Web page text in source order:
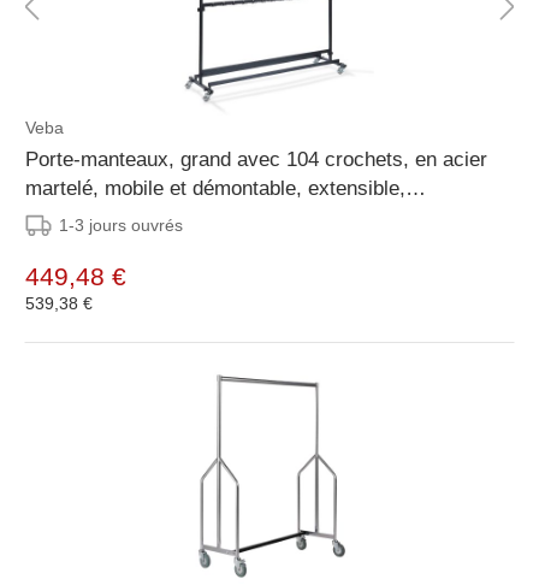
Veba
Porte-manteaux, grand avec 104 crochets, en acier
martelé, mobile et démontable, extensible,
192x60x200cm (BxTxH), C10004
1-3 jours ouvrés
449,48 €
539,38 €